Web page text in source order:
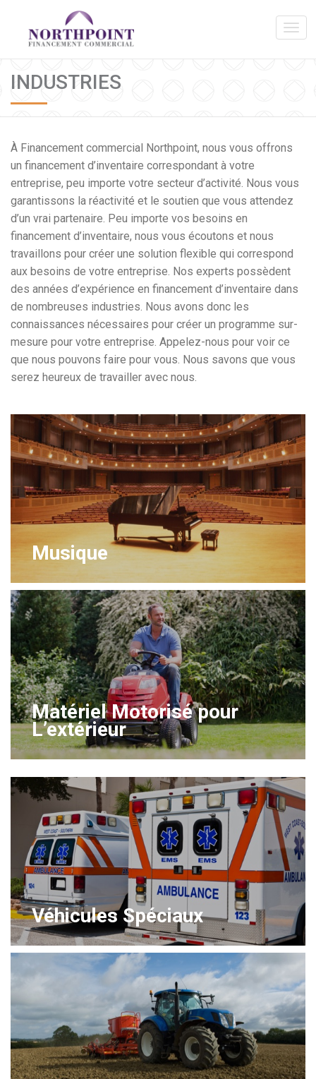
INDUSTRIES
À Financement commercial Northpoint, nous vous offrons
un financement d’inventaire correspondant à votre
entreprise, peu importe votre secteur d’activité. Nous vous
garantissons la réactivité et le soutien que vous attendez
d’un vrai partenaire. Peu importe vos besoins en
financement d’inventaire, nous vous écoutons et nous
travaillons pour créer une solution flexible qui correspond
aux besoins de votre entreprise. Nos experts possèdent
des années d’expérience en financement d’inventaire dans
de nombreuses industries. Nous avons donc les
connaissances nécessaires pour créer un programme sur-
mesure pour votre entreprise. Appelez-nous pour voir ce
que nous pouvons faire pour vous. Nous savons que vous
serez heureux de travailler avec nous.
Musique
Matériel Motorisé pour
L’extérieur
Véhicules Spéciaux